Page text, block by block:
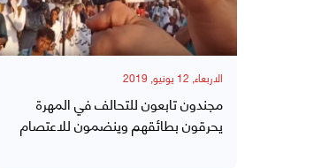
الاربعاء, 12 يونيو, 2019
مجندون تابعون للتحالف في المهرة
يحرقون بطائقهم وينضمون للاعتصام